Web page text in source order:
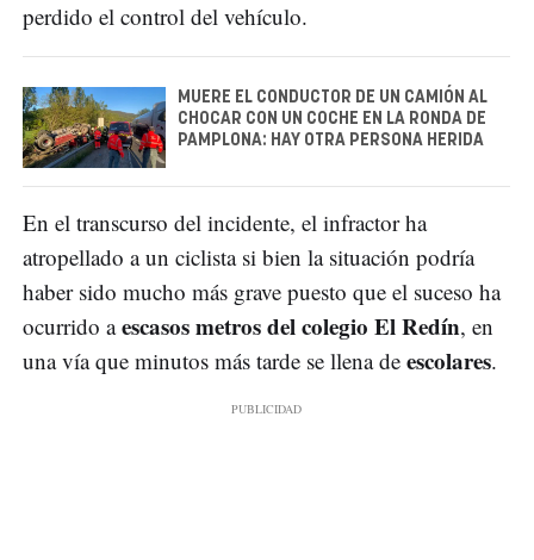
perdido el control del vehículo.
MUERE EL CONDUCTOR DE UN CAMIÓN AL
CHOCAR CON UN COCHE EN LA RONDA DE
PAMPLONA: HAY OTRA PERSONA HERIDA
En el transcurso del incidente, el infractor ha
atropellado a un ciclista si bien la situación podría
haber sido mucho más grave puesto que el suceso ha
ocurrido aescasos metros del colegio El Redín, en
una vía que minutos más tarde se llena de escolares.